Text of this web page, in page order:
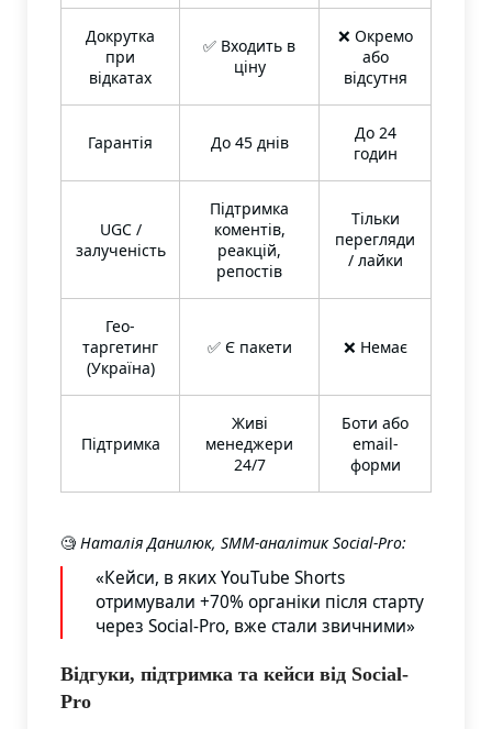
Докрутка
при
відкатах
✅ Входить в
ціну
❌ Окремо
або
відсутня
Гарантія До 45 днів
До 24
годин
UGC /
залученість
Підтримка
коментів,
реакцій,
репостів
Тільки
перегляди
/ лайки
Гео-
таргетинг
(Україна)
✅ Є пакети ❌ Немає
Підтримка
Живі
менеджери
24/7
Боти або
email-
форми
🧐 Наталія Данилюк, SMM-аналітик Social-Pro:
«Кейси, в яких YouTube Shorts
отримували +70% органіки після старту
через Social-Pro, вже стали звичними»
Відгуки, підтримка та кейси від Social-
Pro